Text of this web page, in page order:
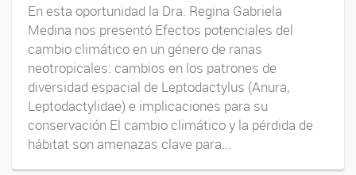
En esta oportunidad la Dra. Regina Gabriela
Medina nos presentó Efectos potenciales del
cambio climático en un género de ranas
neotropicales: cambios en los patrones de
diversidad espacial de Leptodactylus (Anura,
Leptodactylidae) e implicaciones para su
conservación El cambio climático y la pérdida de
hábitat son amenazas clave para...